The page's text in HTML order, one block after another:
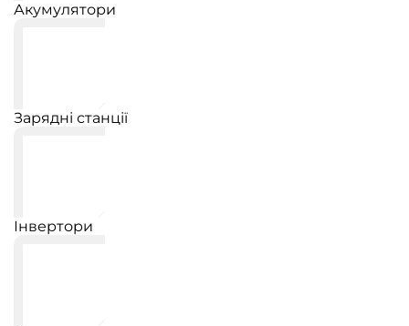
Акумулятори
Зарядні станції
Інвертори